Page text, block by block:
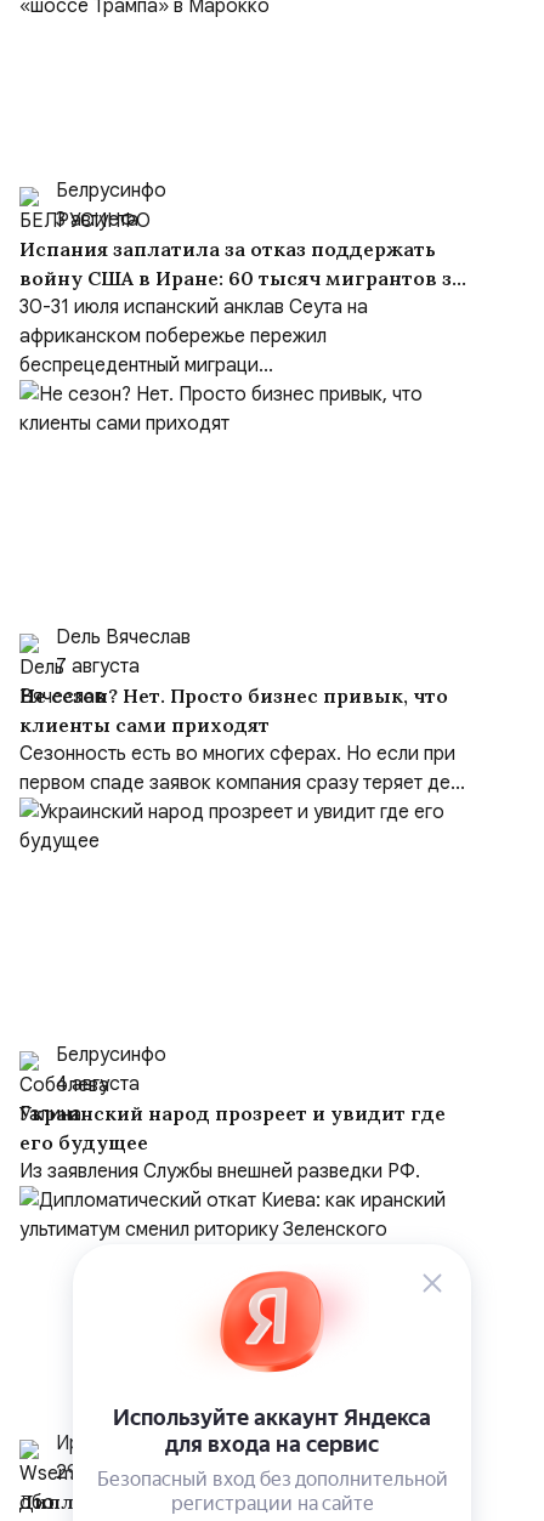
Белрусинфо
3 августа
Испания заплатила за отказ поддержать
войну США в Иране: 60 тысяч мигрантов за
сутки и «шоссе Трампа» в Марокко
30-31 июля испанский анклав Сеута на
африканском побережье пережил
беспрецедентный миграци...
Dель Вячеслав
7 августа
Не сезон? Нет. Просто бизнес привык, что
клиенты сами приходят
Сезонность есть во многих сферах. Но если при
первом спаде заявок компания сразу теряет де...
Белрусинфо
4 августа
Украинский народ прозреет и увидит где
его будущее
Из заявления Службы внешней разведки РФ.
Иранист
29 июля
Дипломатический откат Киева: как